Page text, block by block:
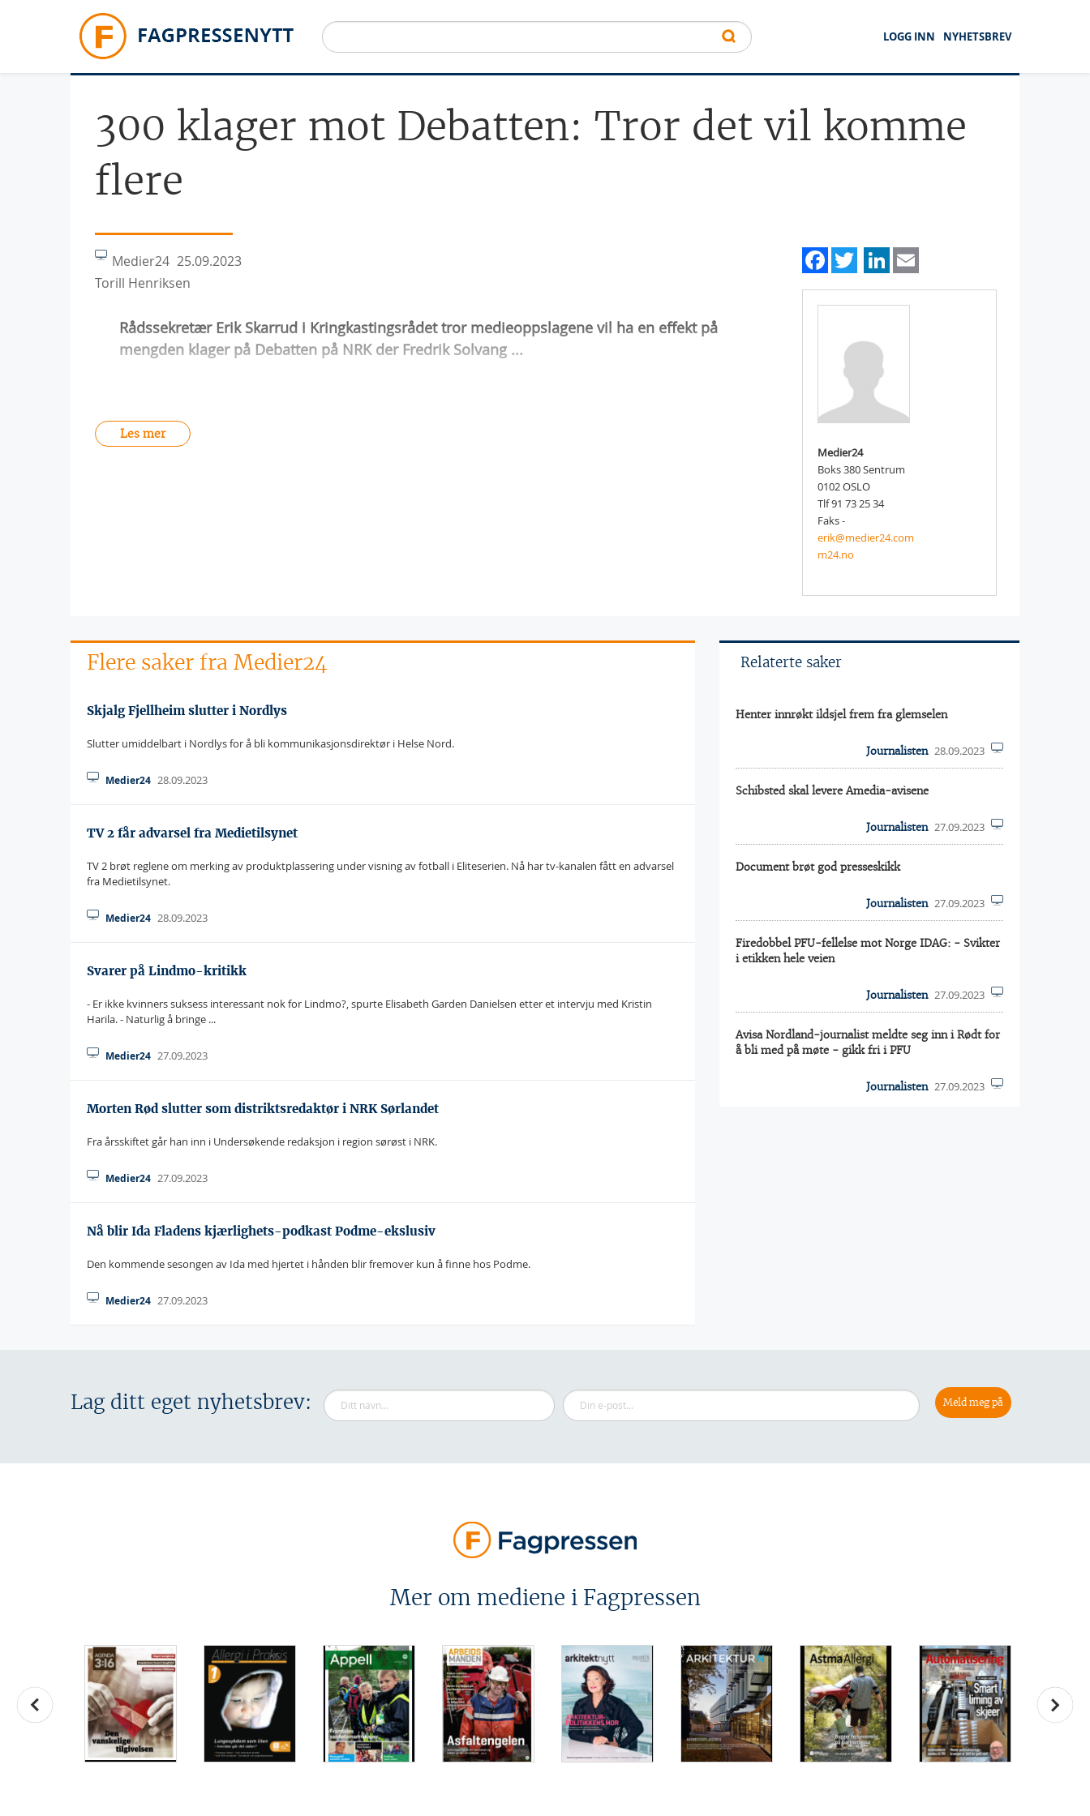
LOGG INN
NYHETSBREV
300 klager mot Debatten: Tror det vil komme
flere
Medier24 25.09.2023
Torill Henriksen
Rådssekretær Erik Skarrud i Kringkastingsrådet tror medieoppslagene vil ha en effekt på
mengden klager på Debatten på NRK der Fredrik Solvang ...
Les mer
Facebook
TwitterLinkedIn
Medier24
Boks 380 Sentrum
0102 OSLO
Tlf 91 73 25 34
Faks -
erik@medier24.com
m24.no
Flere saker fra Medier24
Skjalg Fjellheim slutter i Nordlys
Slutter umiddelbart i Nordlys for å bli kommunikasjonsdirektør i Helse Nord.
Medier24 28.09.2023
TV 2 får advarsel fra Medietilsynet
TV 2 brøt reglene om merking av produktplassering under visning av fotball i Eliteserien. Nå har tv-kanalen fått en advarsel
fra Medietilsynet.
Medier24 28.09.2023
Svarer på Lindmo-kritikk
- Er ikke kvinners suksess interessant nok for Lindmo?, spurte Elisabeth Garden Danielsen etter et intervju med Kristin
Harila. - Naturlig å bringe ...
Medier24 27.09.2023
Morten Rød slutter som distriktsredaktør i NRK Sørlandet
Fra årsskiftet går han inn i Undersøkende redaksjon i region sørøst i NRK.
Medier24 27.09.2023
Nå blir Ida Fladens kjærlighets-podkast Podme-ekslusiv
Den kommende sesongen av Ida med hjertet i hånden blir fremover kun å finne hos Podme.
Medier24 27.09.2023
Relaterte saker
Henter innrøkt ildsjel frem fra glemselen
Journalisten 28.09.2023
Schibsted skal levere Amedia-avisene
Journalisten 27.09.2023
Document brøt god presseskikk
Journalisten 27.09.2023
Firedobbel PFU-fellelse mot Norge IDAG: - Svikter
i etikken hele veien
Journalisten 27.09.2023
Avisa Nordland-journalist meldte seg inn i Rødt for
å bli med på møte - gikk fri i PFU
Journalisten 27.09.2023
Lag ditt eget nyhetsbrev:
Mer om mediene i Fagpressen